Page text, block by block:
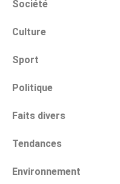
Société
Culture
Sport
Politique
Faits divers
Tendances
Environnement